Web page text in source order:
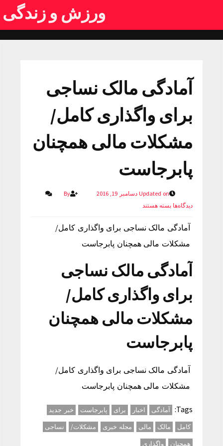
ورزش و زندگی
آمادگی مالک نساجی
برای واگذاری کامل/
مشکلات مالی همچنان
پابرجاست
Updated on دسامبر 19, 2016
By
دیدگاه‌هابسته هستند
آمادگی مالک نساجی برای واگذاری کامل/
مشکلات مالی همچنان پابرجاست
آمادگی مالک نساجی
برای واگذاری کامل/
مشکلات مالی همچنان
پابرجاست
آمادگی مالک نساجی برای واگذاری کامل/
مشکلات مالی همچنان پابرجاست
Tags: آمادگی اخبار برای پابرجاست
خبر جدید
کامل
مالک مالی مجله خبری مشکلات/
نساجی
همچنان
واگذاری